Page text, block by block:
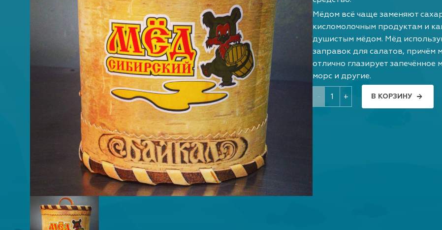
Мёдом всё чаще заменяют
кисломолочным продуктам и
душистым мёдом. Мёд
заправок для салатов, причём
отлично глазирует
морс и другие.
+ В КОРЗИНУ